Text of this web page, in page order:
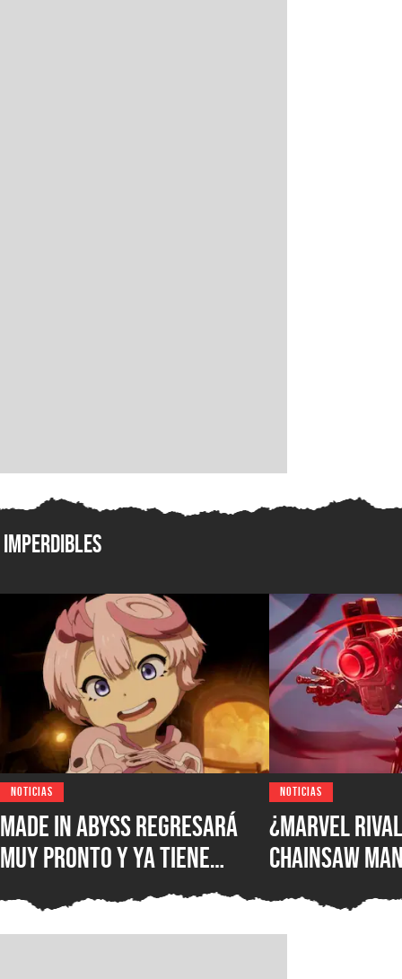
Imperdibles
NOTICIAS
Made in Abyss regresará
muy pronto y ya tiene
ventana de estreno, la
nueva película llegará a
NOTICIAS
¿Marvel
Chainsaw
comparan a
Demonio